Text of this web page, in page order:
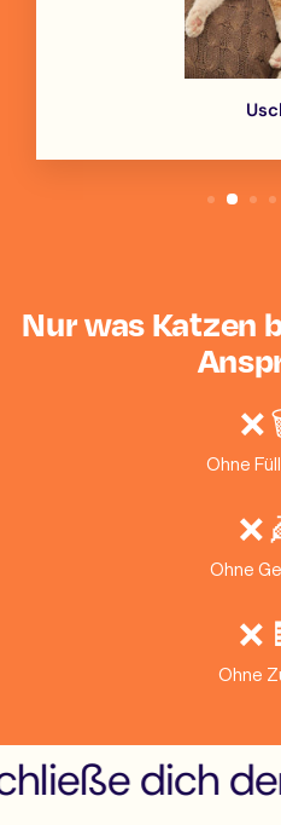
Nur was Katzen
❌
Ohne
❌
Ohne
❌
Ohne
dich der